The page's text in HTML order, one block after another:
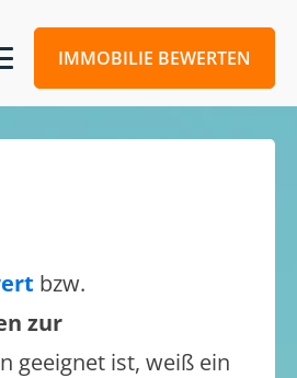
IMMOBILIE BEWERTEN
bzw.
zur
geeignet ist, weiß ein